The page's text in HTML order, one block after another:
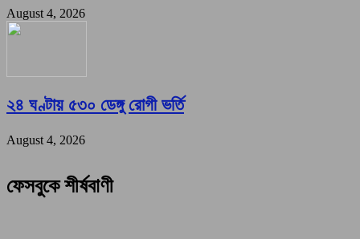
August 4, 2026
২৪ ঘণ্টায় ৫৩০ ডেঙ্গু রোগী ভর্তি
August 4, 2026
ফেসবুকে শীর্ষবাণী